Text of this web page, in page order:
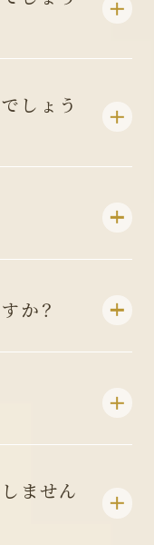
しょう
か？
ません